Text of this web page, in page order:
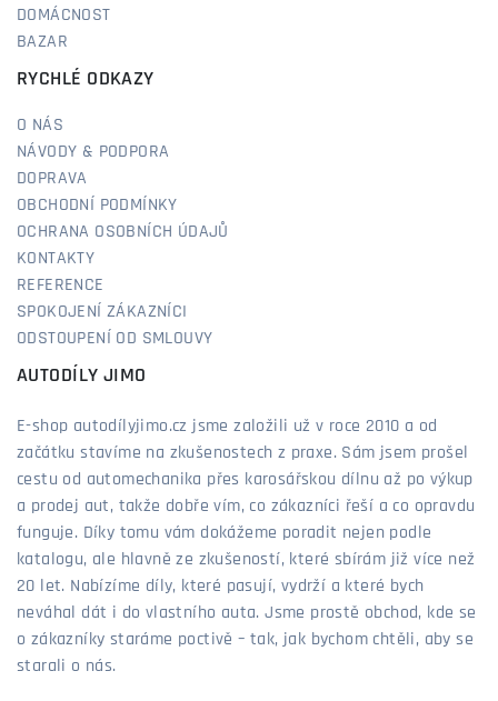
DOMÁCNOST
BAZAR
RYCHLÉ ODKAZY
O NÁS
NÁVODY & PODPORA
DOPRAVA
OBCHODNÍ PODMÍNKY
OCHRANA OSOBNÍCH ÚDAJŮ
KONTAKTY
REFERENCE
SPOKOJENÍ ZÁKAZNÍCI
ODSTOUPENÍ OD SMLOUVY
AUTODÍLY JIMO
E-shop autodílyjimo.cz jsme založili už v roce 2010 a od
začátku stavíme na zkušenostech z praxe. Sám jsem prošel
cestu od automechanika přes karosářskou dílnu až po výkup
a prodej aut, takže dobře vím, co zákazníci řeší a co opravdu
funguje. Díky tomu vám dokážeme poradit nejen podle
katalogu, ale hlavně ze zkušeností, které sbírám již více než
20 let. Nabízíme díly, které pasují, vydrží a které bych
neváhal dát i do vlastního auta. Jsme prostě obchod, kde se
o zákazníky staráme poctivě – tak, jak bychom chtěli, aby se
starali o nás.